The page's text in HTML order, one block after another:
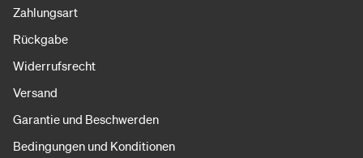
Zahlungsart
Rückgabe
Widerrufsrecht
Versand
Garantie und Beschwerden
Bedingungen und Konditionen